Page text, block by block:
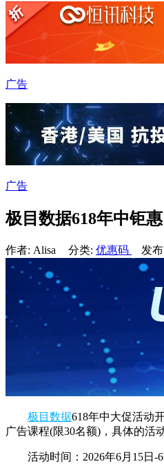
广告
广告
极目数据618年中钜
作者: Alisa 分类: 优惠码 发
极目数据618年中大促活动
广告课程(限30名额)，具体的活
活动时间：2026年6月15日-6